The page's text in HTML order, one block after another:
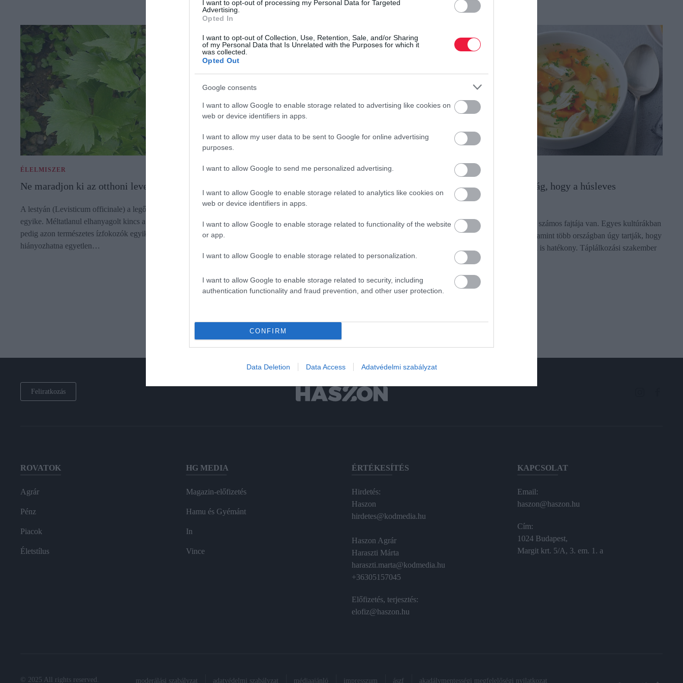
I want to opt-out of processing my Personal Data for Targeted
Advertising.
Opted In
I want to opt-out of Collection, Use, Retention, Sale, and/or Sharing
of my Personal Data that Is Unrelated with the Purposes for which it
was collected.
Opted Out
Google consents
I want to allow Google to enable storage related to advertising like cookies on
web or device identifiers in apps.
I want to allow my user data to be sent to Google for online advertising
purposes.
I want to allow Google to send me personalized advertising.
I want to allow Google to enable storage related to analytics like cookies on
web or device identifiers in apps.
I want to allow Google to enable storage related to functionality of the website
or app.
I want to allow Google to enable storage related to personalization.
I want to allow Google to enable storage related to security, including
authentication functionality and fraud prevention, and other user protection.
CONFIRM
Data Deletion Data Access Adatvédelmi szabályzat
ÉLELMISZER
Ne maradjon ki az otthoni levesből ez a növény
A lestyán (Levisticum officinale) a legősibb kultúrnövényeink
egyike. Méltatlanul elhanyagolt kincs a veteményesek szélén,
pedig azon természetes ízfokozók egyike, amely nem
hiányozhatna egyetlen…
Megéheztél? A TOP5 őszi leves Budapesten
Amint az idő egyre hidegebbre fordul, úgy alakul át a főváros
gasztronómiai kínálata is, és előtérbe kerülnek a forró, tartalmas
levesek. Alapanyagokból ilyenkor is van még mit a levesbe
ÁLLATTENYÉSZTÉS
Legenda vagy valóság, hogy a húsleves
gyógyhatású?
A húslevesnek világszerte számos fajtája van. Egyes kultúrákban
ünnepi ételnek számít, valamint több országban úgy tartják, hogy
bizonyos betegségek ellen is hatékony. Táplálkozási szakember
mondta…
Feliratkozás
ROVATOK
Agrár
Pénz
Piacok
Életstílus
HG MEDIA
Magazin-előfizetés
Hamu és Gyémánt
In
Vince
ÉRTÉKESÍTÉS
Hirdetés:
Haszon
hirdetes@kodmedia.hu
Haszon Agrár
Haraszti Márta
haraszti.marta@kodmedia.hu
+36305157045
Előfizetés, terjesztés:
elofiz@haszon.hu
KAPCSOLAT
Email:
haszon@haszon.hu
Cím:
1024 Budapest,
Margit krt. 5/A, 3. em. 1. a
© 2025 All rights reserved. moderálási szabályzat adatvédelmi szabályzat médiaajánló impresszum ászf akadálymentességi megfelelőségi nyilatkozat